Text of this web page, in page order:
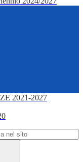
2021-2027